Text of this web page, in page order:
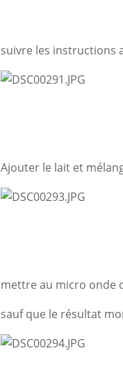
suivre les instructions
Ajouter le lait et
mettre au micro onde
sauf que le résultat